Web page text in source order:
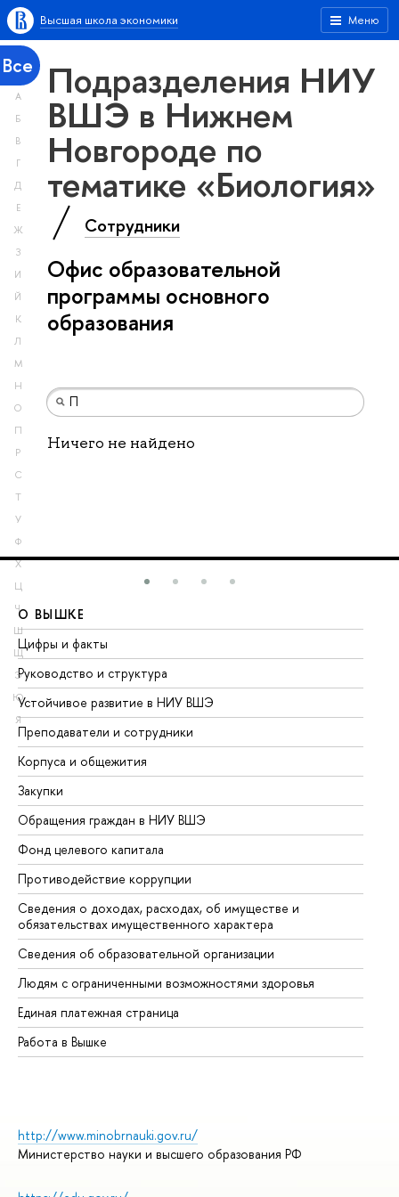
Меню
Высшая школа экономики
Все
А
Б
В
Г
Д
Е
Ж
З
И
Й
К
Л
М
Н
О
П
Р
С
Т
У
Ф
Х
Ц
Ч
Ш
Щ
Э
Ю
Я
Подразделения НИУ
ВШЭ в Нижнем
Новгороде по
тематике «Биология»
Сотрудники
Офис образовательной
программы основного
образования
Ничего не найдено
О ВЫШКЕ
Цифры и факты
Руководство и структура
Устойчивое развитие в НИУ ВШЭ
Преподаватели и сотрудники
Корпуса и общежития
Закупки
Обращения граждан в НИУ ВШЭ
Фонд целевого капитала
Противодействие коррупции
Сведения о доходах, расходах, об имуществе и
обязательствах имущественного характера
Сведения об образовательной организации
Людям с ограниченными возможностями здоровья
Единая платежная страница
Работа в Вышке
http://www.minobrnauki.gov.ru/
Министерство науки и высшего образования РФ